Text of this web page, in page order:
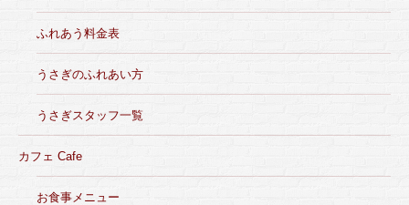
ふれあう料金表
うさぎのふれあい方
うさぎスタッフ一覧
カフェ Cafe
お食事メニュー